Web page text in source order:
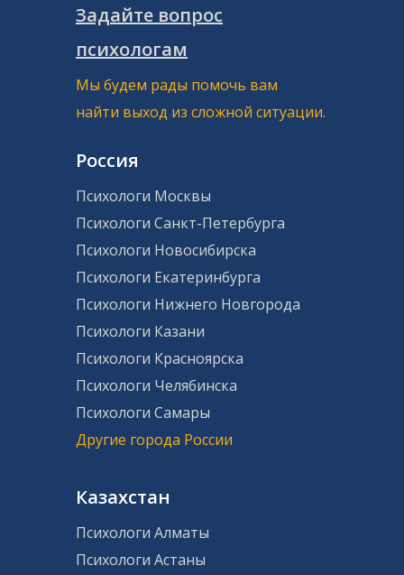
Задайте вопрос
психологам
Мы будем рады помочь вам
найти выход из сложной ситуации.
Россия
Психологи Москвы
Психологи Санкт-Петербурга
Психологи Новосибирска
Психологи Екатеринбурга
Психологи Нижнего Новгорода
Психологи Казани
Психологи Красноярска
Психологи Челябинска
Психологи Самары
Другие города России
Казахстан
Психологи Алматы
Психологи Астаны